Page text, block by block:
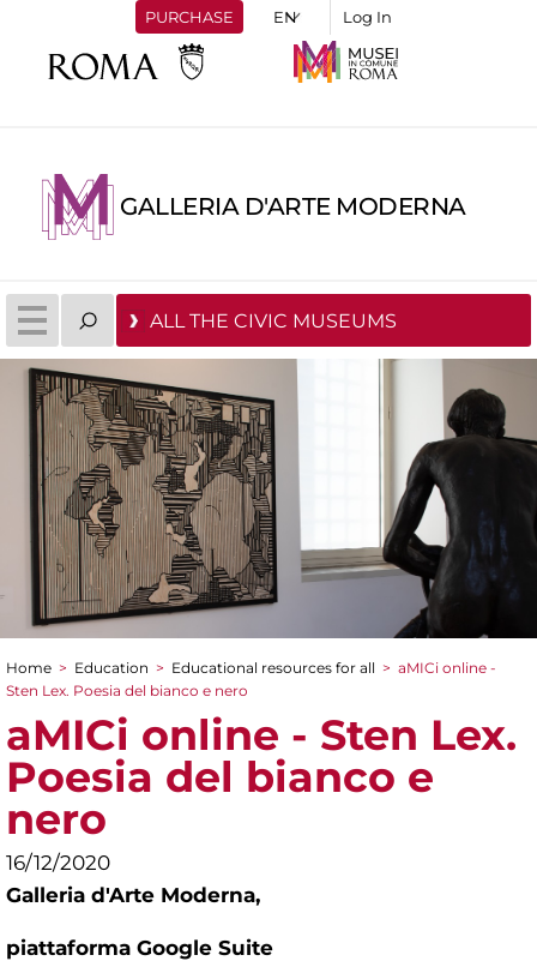
PURCHASE Log In
GALLERIA D'ARTE MODERNA
ALL THE CIVIC MUSEUMS
You are here
Home > Education > Educational resources for all > aMICi online -
Sten Lex. Poesia del bianco e nero
aMICi online - Sten Lex.
Poesia del bianco e
nero
16/12/2020
Galleria d'Arte Moderna,
piattaforma Google Suite